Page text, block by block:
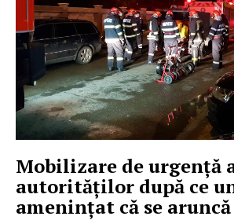
Mobilizare de urgență
autorităților după ce
amenințat că se